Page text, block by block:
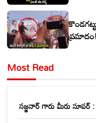
ప్రమాదం!
Most Read
సజ్జనార్ గారు మీరు సూపర్